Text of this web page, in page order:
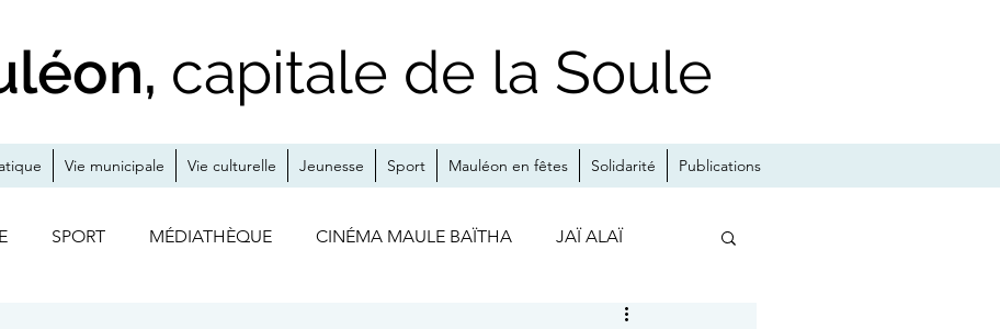
capitale de la Soule
Vie municipale Vie culturelle Jeunesse Sport Mauléon en fêtes Solidarité Publications
SPORT MÉDIATHÈQUE CINÉMA MAULE BAÏTHA JAÏ ALAÏ